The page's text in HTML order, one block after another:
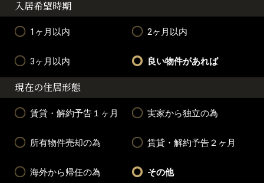
入居希望時期
1ヶ月以内 2ヶ月以内
3ヶ月以内 良い物件があれば
現在の住居形態
賃貸・解約予告１ヶ月 実家から独立の為
所有物件売却の為 賃貸・解約予告２ヶ月
海外から帰任の為 その他